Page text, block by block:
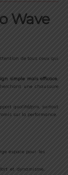
Wave
de tous ceux qui
simple mais efficace
une chaussure
qualité/prix, surtout
sur la performance.
espace pour les
et dynamisme,